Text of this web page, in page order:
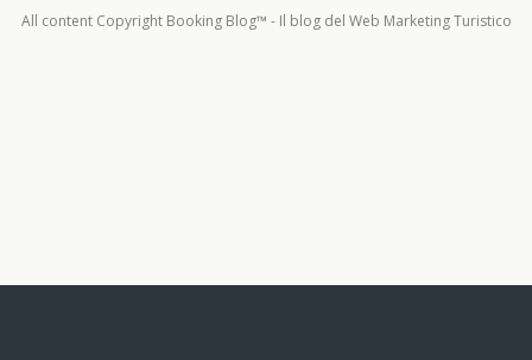
All content Copyright Booking Blog™ - Il blog del Web Marketing Turistico